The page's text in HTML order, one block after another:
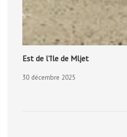
Est de l’île de Mljet
30 décembre 2025